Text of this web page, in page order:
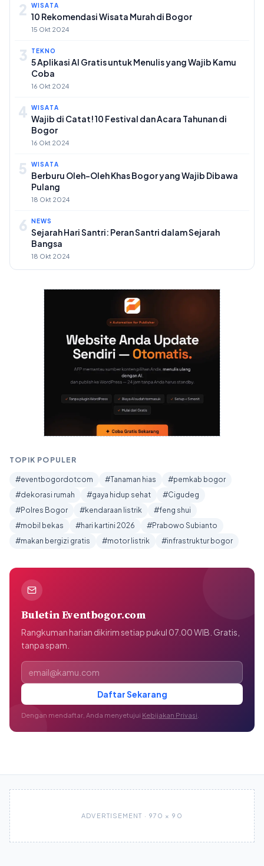
2 WISATA
10 Rekomendasi Wisata Murah di Bogor
15 Okt 2024
3 TEKNO
5 Aplikasi AI Gratis untuk Menulis yang Wajib Kamu
Coba
16 Okt 2024
4 WISATA
Wajib di Catat! 10 Festival dan Acara Tahunan di
Bogor
16 Okt 2024
5 WISATA
Berburu Oleh-Oleh Khas Bogor yang Wajib Dibawa
Pulang
18 Okt 2024
6 NEWS
Sejarah Hari Santri: Peran Santri dalam Sejarah
Bangsa
18 Okt 2024
TOPIK POPULER
#eventbogordotcom #Tanaman hias
#pemkab bogor
#dekorasi rumah
#gaya hidup sehat
#Cigudeg
#Polres Bogor
#kendaraan listrik
#feng shui
#mobil bekas
#hari kartini 2026
#Prabowo Subianto
#makan bergizi gratis
#motor listrik #infrastruktur bogor
Buletin Eventbogor.com
Rangkuman harian dikirim setiap pukul 07.00 WIB. Gratis,
tanpa spam.
Alamat email
Daftar Sekarang
Dengan mendaftar, Anda menyetujui Kebijakan Privasi
ADVERTISEMENT · 970 × 90